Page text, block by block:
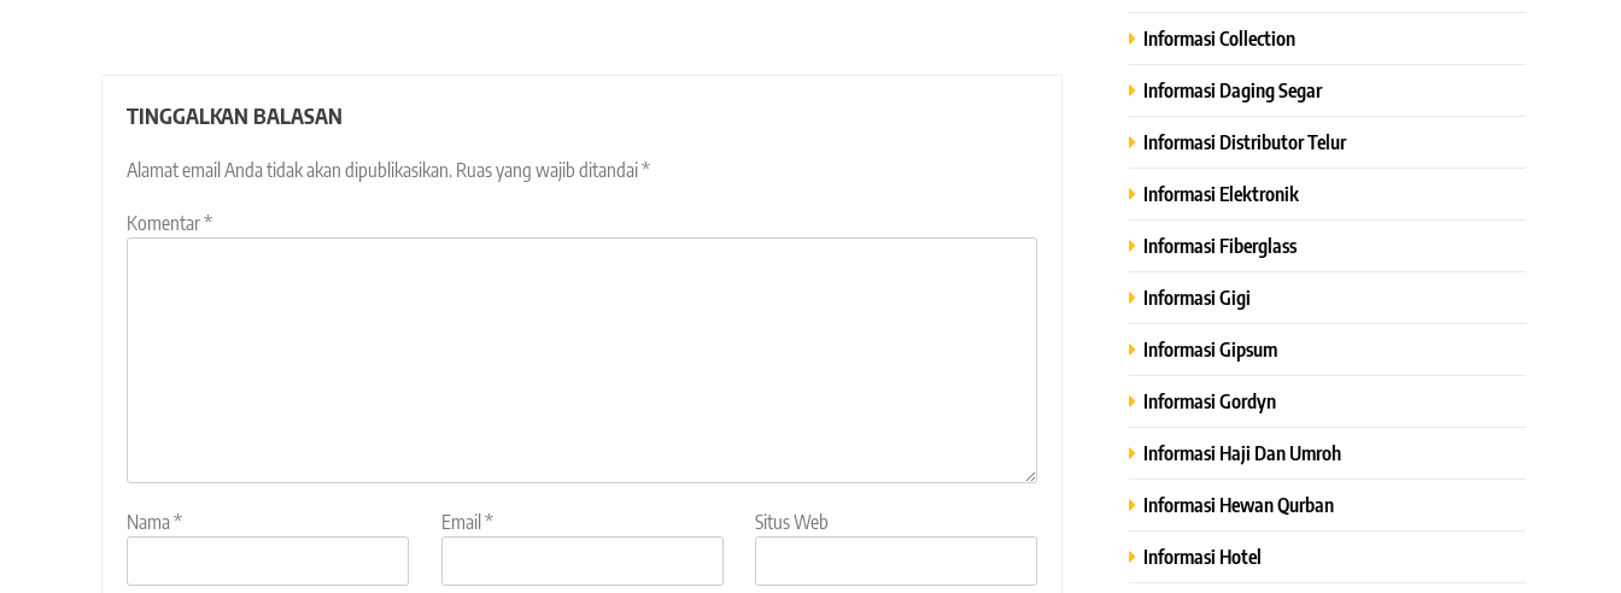
TINGGALKAN BALASAN
Alamat email Anda tidak akan dipublikasikan. Ruas yang wajib ditandai*
Komentar*
Nama* Email * Situs Web
Informasi Collection
Informasi Daging Segar
Informasi Distributor Telur
Informasi Elektronik
Informasi Fiberglass
Informasi Gigi
Informasi Gipsum
Informasi Gordyn
Informasi Haji Dan Umroh
Informasi Hewan Qurban
Informasi Hotel